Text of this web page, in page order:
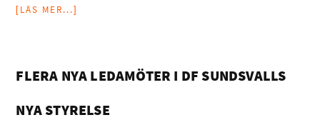
[LÄS MER...]
FLERA NYA LEDAMÖTER I DF SUNDSVALLS
NYA STYRELSE